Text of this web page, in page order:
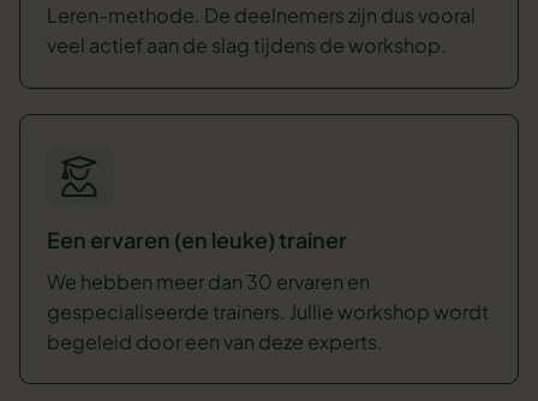
Leren-methode. De deelnemers zijn dus vooral
veel actief aan de slag tijdens de workshop.
Een ervaren (en leuke) trainer
We hebben meer dan 30 ervaren en
gespecialiseerde trainers. Jullie workshop wordt
begeleid door een van deze experts.